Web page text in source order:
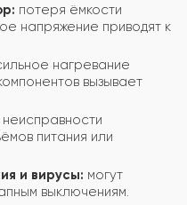
потеря ёмкости
напряжение приводят к
нагревание
вызывает
неисправности
питания или
и вирусы: могут
выключениям.